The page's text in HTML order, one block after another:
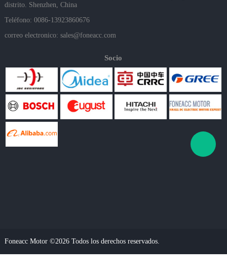
distrito. Shenzhen, China
Teléfono: 0086-13923860676
correo electronico: sales@foneacc.com
Socio
Foneacc Motor ©2026 Todos los derechos reservados.